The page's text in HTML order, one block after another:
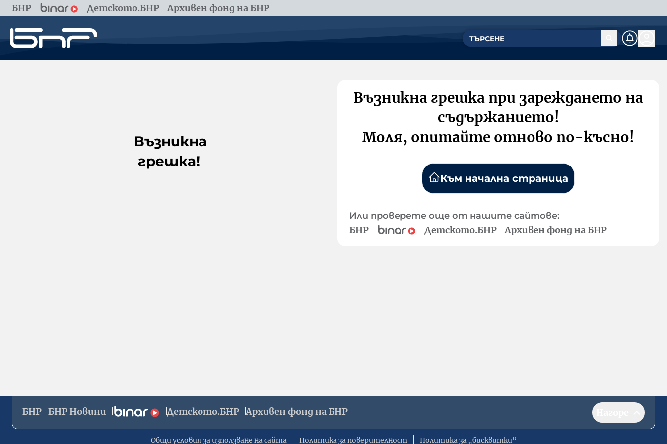
БНР Детското.БНР Архивен фонд на БНР
Възникна
грешка!
Възникна грешка при зареждането на
съдържанието!
Моля, опитайте отново по-късно!
Към начална страница
Или проверете още от нашите сайтове:
БНР Детското.БНР Архивен фонд на БНР
БНР БНР Новини Детското.БНР Архивен фонд на БНР
Общи условия за използване на сайта Политика за поверителност Политика за „бисквитки“